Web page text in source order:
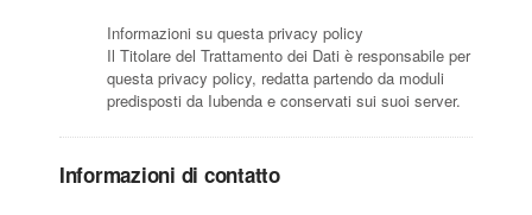
Informazioni su questa privacy policy
Il Titolare del Trattamento dei Dati è responsabile per
questa privacy policy, redatta partendo da moduli
predisposti da Iubenda e conservati sui suoi server.
Informazioni di contatto